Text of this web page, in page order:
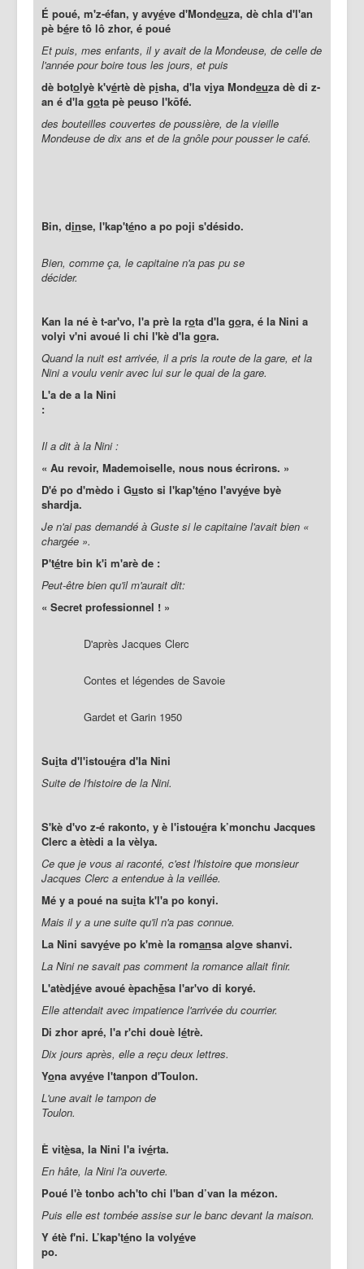
É poué, m'z-éfan, y avyéve d'Mondeuza, dè chla d'l'an
pè bére tô lô zhor, é poué
Et puis, mes enfants, il y avait de la Mondeuse, de celle de
l'année pour boire tous les jours, et puis
dè botolyè k'vértè dè pisha, d'la viya Mondeuza dè di z-
an é d'la gota pè peuso l'kōfé.
des bouteilles couvertes de poussière, de la vieille
Mondeuse de dix ans et de la gnôle pour pousser le café.
Bin, dinse, l'kap'téno a po poji s'désido.
Bien, comme ça, le capitaine n'a pas pu se
décider.
Kan la né è t-ar'vo, l'a prè la rota d'la gora, é la Nini a
volyi v'ni avoué li chi l'kè d'la gora.
Quand la nuit est arrivée, il a pris la route de la gare, et la
Nini a voulu venir avec lui sur le quai de la gare.
L'a de a la Nini
:
Il a dit à la Nini :
« Au revoir, Mademoiselle, nous nous écrirons. »
D'é po d'mèdo i Gusto si l'kap'téno l'avyéve byè
shardja.
Je n'ai pas demandé à Guste si le capitaine l'avait bien «
chargée ».
P'tétre bin k'i m'arè de :
Peut-être bien qu'il m'aurait dit:
« Secret professionnel ! »
D'après Jacques Clerc
Contes et légendes de Savoie
Gardet et Garin 1950
Suita d'l'istouéra d'la Nini
Suite de l'histoire de la Nini.
S'kè d'vo z-é rakonto, y è l'istouéra k’monchu Jacques
Clerc a ètèdi a la vèlya.
Ce que je vous ai raconté, c'est l'histoire que monsieur
Jacques Clerc a entendue à la veillée.
Mé y a poué na suita k'l'a po konyi.
Mais il y a une suite qu'il n'a pas connue.
La Nini savyéve po k'mè la romansa alove shanvi.
La Nini ne savait pas comment la romance allait finir.
L'atèdjéve avoué èpachḕsa l'ar'vo di koryé.
Elle attendait avec impatience l'arrivée du courrier.
Di zhor apré, l'a r'chi douè létrè.
Dix jours après, elle a reçu deux lettres.
Yona avyéve l'tanpon d'Toulon.
L'une avait le tampon de
Toulon.
È vitèsa, la Nini l'a ivérta.
En hâte, la Nini l'a ouverte.
Poué l'è tonbo ach'to chi l'ban d’van la mézon.
Puis elle est tombée assise sur le banc devant la maison.
Y étè f'ni. L’kap'téno la volyéve
po.